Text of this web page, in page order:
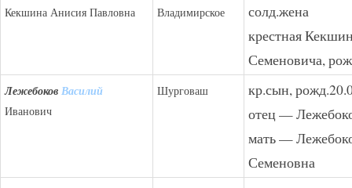
Кекшина Анисия Павловна Владимирское
солд.жена
крестная
Семеновича,
Лежебоков Василий
Иванович
Шурговаш
кр.сын,
отец —
мать —
Семеновна